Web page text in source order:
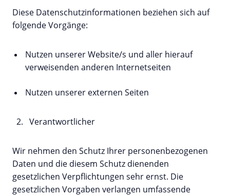
Diese Datenschutzinformationen beziehen sich auf
folgende Vorgänge:
Nutzen unserer Website/s und aller hierauf
verweisenden anderen Internetseiten
Nutzen unserer externen Seiten
Verantwortlicher
Wir nehmen den Schutz Ihrer personenbezogenen
Daten und die diesem Schutz dienenden
gesetzlichen Verpflichtungen sehr ernst. Die
gesetzlichen Vorgaben verlangen umfassende